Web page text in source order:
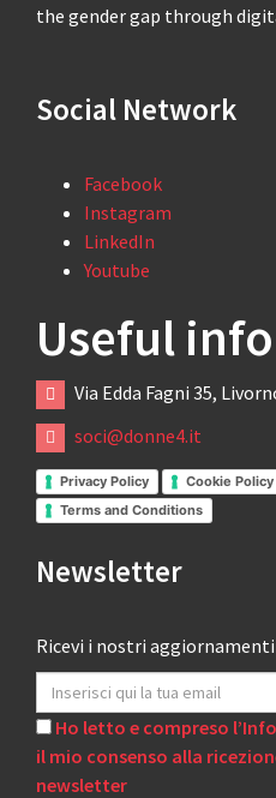
the gender gap through
Social Network
Facebook
Instagram
LinkedIn
Youtube
Useful info
Via Edda Fagni 35,
soci@donne4.it
Privacy Policy
Cookie Policy
Terms and Conditions
Newsletter
Ricevi i nostri aggiornamenti
Ho letto e compreso
il mio consenso alla
newsletter